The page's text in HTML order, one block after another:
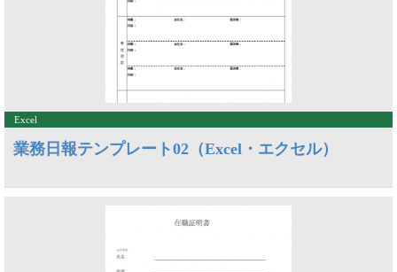
Excel
業務日報テンプレート02（Excel・エクセル）